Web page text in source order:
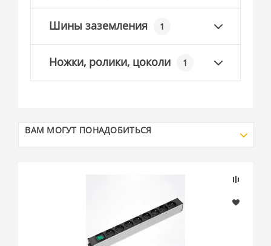
Шины заземления 1
Ножки, ролики, цоколи 1
ВАМ МОГУТ ПОНАДОБИТЬСЯ